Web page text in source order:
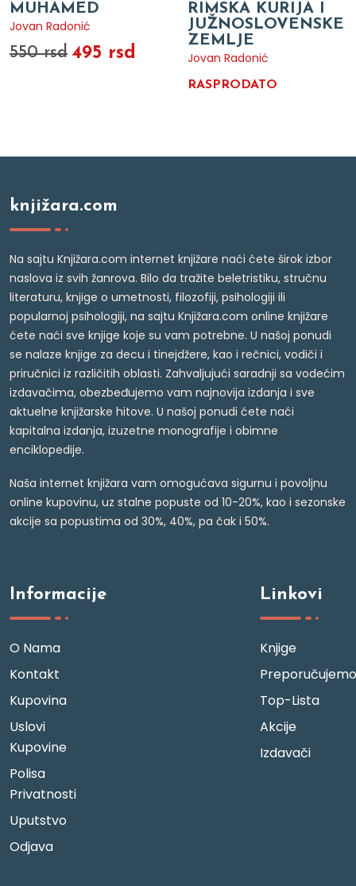
MUHAMED
Jovan Radonić
550 rsd 495 rsd
RIMSKA KURIJA I
JUŽNOSLOVENSKE
ZEMLJE
Jovan Radonić
RASPRODATO
knjižara.com
Na sajtu Knjižara.com internet knjižare naći ćete širok izbor
naslova iz svih žanrova. Bilo da tražite beletristiku, stručnu
literaturu, knjige o umetnosti, filozofiji, psihologiji ili
popularnoj psihologiji, na sajtu Knjižara.com online knjižare
ćete naći sve knjige koje su vam potrebne. U našoj ponudi
se nalaze knjige za decu i tinejdžere, kao i rečnici, vodiči i
priručnici iz različitih oblasti. Zahvaljujući saradnji sa vodećim
izdavačima, obezbeđujemo vam najnovija izdanja i sve
aktuelne knjižarske hitove. U našoj ponudi ćete naći
kapitalna izdanja, izuzetne monografije i obimne
enciklopedije.
Naša internet knjižara vam omogućava sigurnu i povoljnu
online kupovinu, uz stalne popuste od 10-20%, kao i sezonske
akcije sa popustima od 30%, 40%, pa čak i 50%.
Informacije
O Nama
Kontakt
Kupovina
Uslovi
Kupovine
Polisa
Privatnosti
Uputstvo
Odjava
Linkovi
Knjige
Preporučujemo
Top-Lista
Akcije
Izdavači